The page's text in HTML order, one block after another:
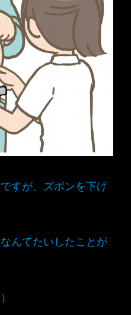
すが、ズボンを下げ
んてたいしたことが